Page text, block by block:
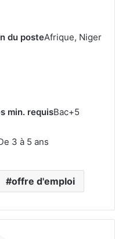
du posteAfrique, Niger
min. requisBac+5
3 à 5 ans
offre d'emploi